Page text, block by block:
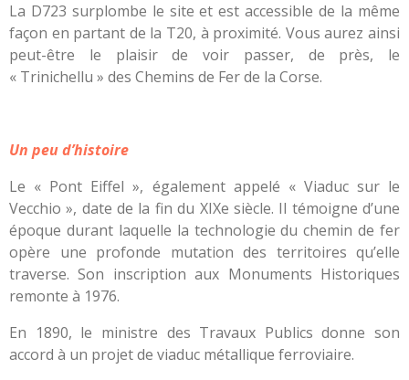
La D723 surplombe le site et est accessible de la même
façon en partant de la T20, à proximité. Vous aurez ainsi
peut-être le plaisir de voir passer, de près, le
« Trinichellu » des Chemins de Fer de la Corse.
Un peu d’histoire
Le « Pont Eiffel », également appelé « Viaduc sur le
Vecchio », date de la fin du XIXe siècle. Il témoigne d’une
époque durant laquelle la technologie du chemin de fer
opère une profonde mutation des territoires qu’elle
traverse. Son inscription aux Monuments Historiques
remonte à 1976.
En 1890, le ministre des Travaux Publics donne son
accord à un projet de viaduc métallique ferroviaire.